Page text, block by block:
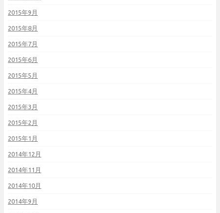
2015年9月
2015年8月
2015年7月
2015年6月
2015年5月
2015年4月
2015年3月
2015年2月
2015年1月
2014年12月
2014年11月
2014年10月
2014年9月